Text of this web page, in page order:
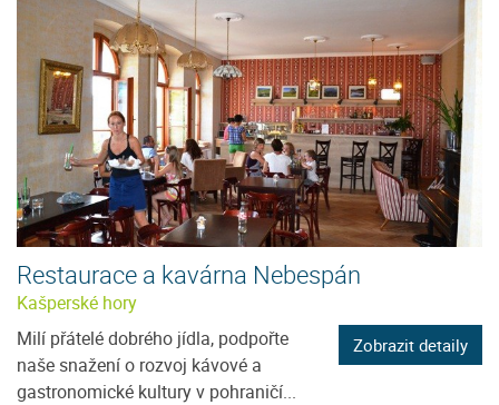
Restaurace a kavárna Nebespán
Kašperské hory
Milí přátelé dobrého jídla, podpořte
naše snažení o rozvoj kávové a
gastronomické kultury v pohraničí...
Zobrazit detaily